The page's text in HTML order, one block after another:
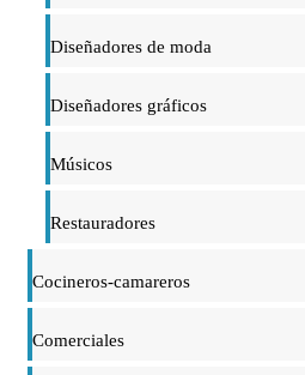
Diseñadores de moda
Diseñadores gráficos
Músicos
Restauradores
Cocineros-camareros
Comerciales